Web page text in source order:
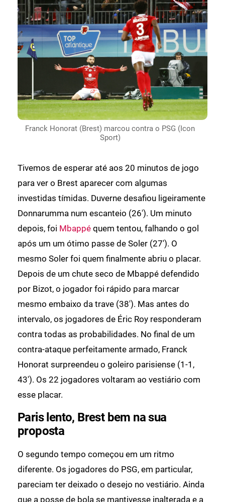
Franck Honorat (Brest) marcou contra o PSG (Icon
Sport)
Tivemos de esperar até aos 20 minutos de jogo
para ver o Brest aparecer com algumas
investidas tímidas. Duverne desafiou ligeiramente
Donnarumma num escanteio (26'). Um minuto
depois, foi Mbappé quem tentou, falhando o gol
após um um ótimo passe de Soler (27'). O
mesmo Soler foi quem finalmente abriu o placar.
Depois de um chute seco de Mbappé defendido
por Bizot, o jogador foi rápido para marcar
mesmo embaixo da trave (38'). Mas antes do
intervalo, os jogadores de Éric Roy responderam
contra todas as probabilidades. No final de um
contra-ataque perfeitamente armado, Franck
Honorat surpreendeu o goleiro parisiense (1-1,
43'). Os 22 jogadores voltaram ao vestiário com
esse placar.
Paris lento, Brest bem na sua
proposta
O segundo tempo começou em um ritmo
diferente. Os jogadores do PSG, em particular,
pareciam ter deixado o desejo no vestiário. Ainda
que a posse de bola se mantivesse inalterada e a